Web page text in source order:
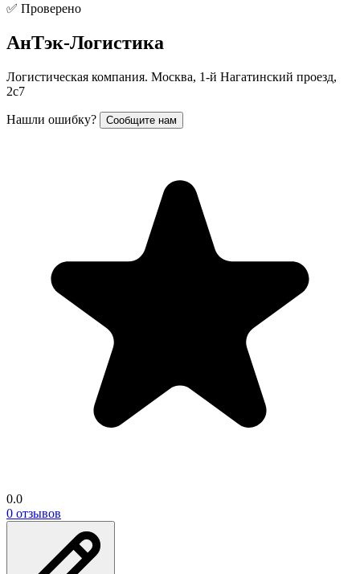
✅ Проверено
АнТэк-Логистика
Логистическая компания. Москва, 1-й Нагатинский проезд,
2с7
Нашли ошибку? Сообщите нам
0.0
0 отзывов